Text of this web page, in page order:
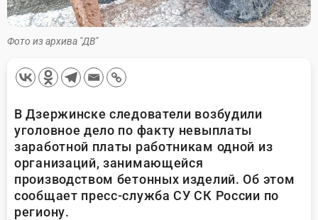
Фото из архива "ДВ"
В Дзержинске следователи возбудили
уголовное дело по факту невыплаты
заработной платы работникам одной из
организаций, занимающейся
производством бетонных изделий. Об этом
сообщает пресс-служба СУ СК России по
региону.